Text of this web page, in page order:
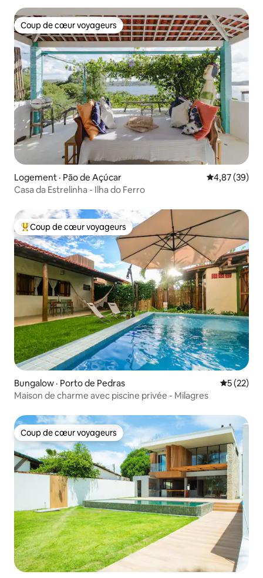
Coup de cœur voyageurs
Coup de cœur voyageurs
Logement · Pão de Açúcar Note
4,87 (39)
Casa da Estrelinha - Ilha do Ferro
Coup de cœur voyageurs parmi les plus aimés
Coup de cœur voyageurs
Bungalow · Porto de Pedras Note
5 (22)
Maison de charme avec piscine privée - Milagres
Coup de cœur voyageurs
Coup de cœur voyageurs